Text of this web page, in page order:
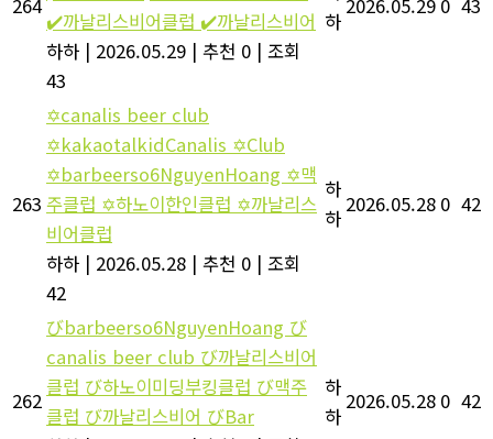
✔️까날리스비어클럽 ✔️까날리스비어
하하 | 2026.05.29 | 추천 0 | 조회
43
하
263
✡️canalis beer club
✡️kakaotalkidCanalis ✡️Club
✡️barbeerso6NguyenHoang ✡️맥
주클럽 ✡️하노이한인클럽 ✡️까날리스
비어클럽
하하 | 2026.05.28 | 추천 0 | 조회
42
하
하
2026.05.28 0 42
262
びbarbeerso6NguyenHoang び
canalis beer club び까날리스비어
클럽 び하노이미딩부킹클럽 び맥주
클럽 び까날리스비어 びBar
하
하
2026.05.28 0 42